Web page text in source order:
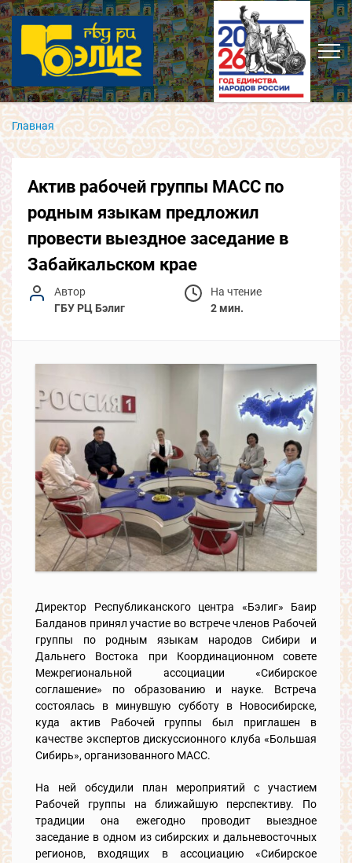
Главная
Актив рабочей группы МАСС по
родным языкам предложил
провести выездное заседание в
Забайкальском крае
Автор
ГБУ РЦ Бэлиг
На чтение
2 мин.
Директор Республиканского центра «Бэлиг» Баир
Балданов принял участие во встрече членов Рабочей
группы по родным языкам народов Сибири и
Дальнего Востока при Координационном совете
Межрегиональной ассоциации «Сибирское
соглашение» по образованию и науке. Встреча
состоялась в минувшую субботу в Новосибирске,
куда актив Рабочей группы был приглашен в
качестве экспертов дискуссионного клуба «Большая
Сибирь», организованного МАСС.
На ней обсудили план мероприятий с участием
Рабочей группы на ближайшую перспективу. По
традиции она ежегодно проводит выездное
заседание в одном из сибирских и дальневосточных
регионов, входящих в ассоциацию «Сибирское